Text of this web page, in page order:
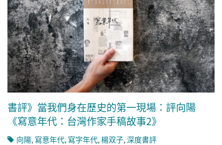
書評》當我們身在歷史的第一現場：評向陽
《寫意年代：台灣作家手稿故事2》
向陽, 寫意年代, 寫字年代,楊双子,深度書評